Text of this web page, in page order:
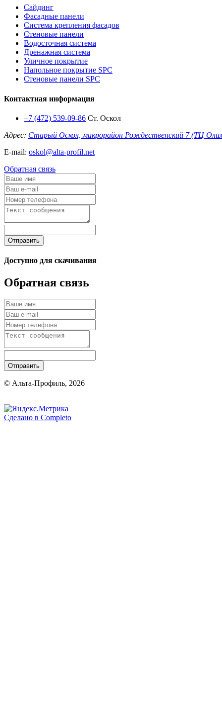
Сайдинг
Фасадные панели
Система крепления фасадов
Стеновые панели
Водосточная система
Дренажная система
Уличное покрытие
Напольное покрытие SPC
Стеновые панели SPC
Контактная информация
+7 (472) 539-09-86 Ст. Оскол
Адрес: Старый Оскол, микрорайон Рождественский 7 (ТЦ
E-mail: oskol@alta-profil.net
Обратная связь
Отправить
Доступно для скачивания
Обратная связь
Отправить
© Альта-Профиль, 2026
Сделано в Completo